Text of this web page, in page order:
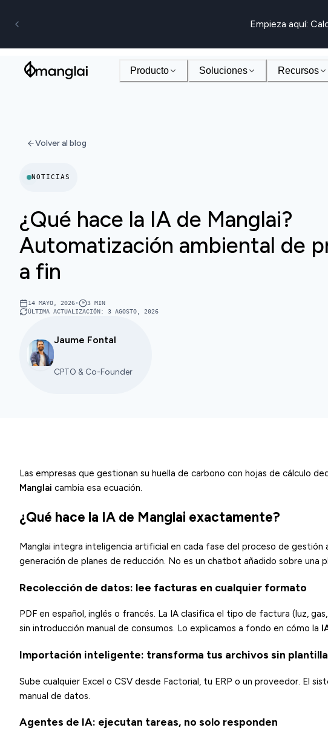
Empieza aquí:
Producto Soluciones Recursos
Volver al blog
NOTICIAS
¿Qué hace la IA de Manglai?
Automatización ambiental de
a fin
14 MAYO, 2026• 3 MIN
ÚLTIMA ACTUALIZACIÓN: 3 AGOSTO, 2026
Jaume Fontal
CPTO & Co-Founder
Las empresas que gestionan su huella de carbono con hojas de cálculo
Manglai cambia esa ecuación.
¿Qué hace la IA de Manglai exactamente?
Manglai integra inteligencia artificial en cada fase del proceso de
generación de planes de reducción. No es un chatbot añadido sobre
Recolección de datos: lee facturas en cualquier formato
PDF en español, inglés o francés. La IA clasifica el tipo de factura (luz,
sin introducción manual de consumos. Lo explicamos a fondo en cómo la
Importación inteligente: transforma tus archivos sin plantilla
Sube cualquier Excel o CSV desde Factorial, tu ERP o un proveedor. El
manual de datos.
Agentes de IA: ejecutan tareas, no solo responden